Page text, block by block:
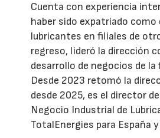
Cuenta con experiencia
haber sido expatriado como
lubricantes en filiales de
regreso, lideró la dirección
desarrollo de negocios de la
Desde 2023 retomó la
desde 2025, es el director
Negocio Industrial de
TotalEnergies para España